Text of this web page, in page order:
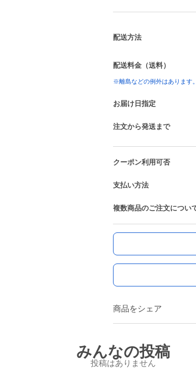
配送方法
配送料金（送料）
※離島などの例外はあります
お届け日指定
注文から発送まで
クーポン利用可否
支払い方法
複数商品のご注文につい
商品をシェア
みんなの投稿
投稿はありません